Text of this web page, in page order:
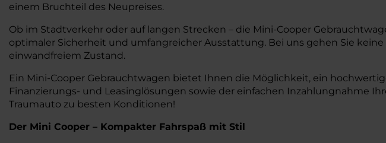
einem Bruchteil des Neupreises.
Ob im Stadtverkehr oder auf langen Strecken – die Mini-Cooper
optimaler Sicherheit und umfangreicher Ausstattung. Bei uns gehen Sie
einwandfreiem Zustand.
Ein Mini-Cooper Gebrauchtwagen bietet Ihnen die Möglichkeit, ein
Finanzierungs- und Leasinglösungen sowie der einfachen Inzahlungnahme
Traumauto zu besten Konditionen!
Der Mini Cooper – Kompakter Fahrspaß mit Stil